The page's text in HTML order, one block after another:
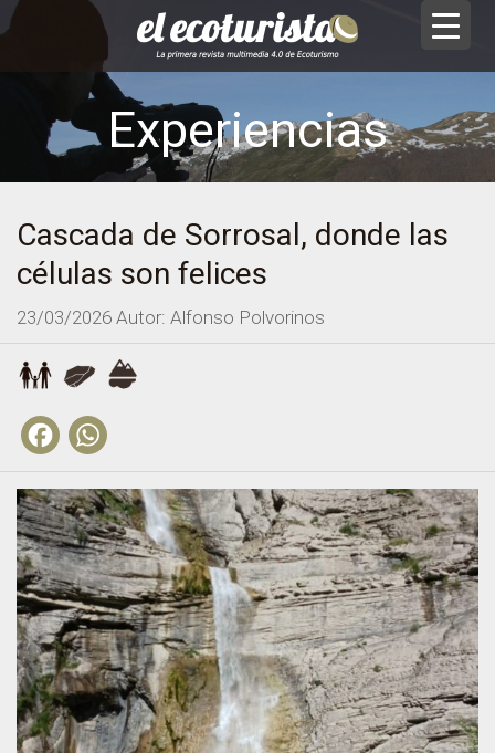
Experiencias
Cascada de Sorrosal, donde las
células son felices
23/03/2026 Autor: Alfonso Polvorinos
Facebook